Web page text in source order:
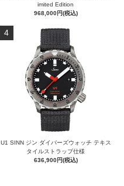
imited Edition
968,000円(税込)
4
U1 SINN ジン ダイバーズウォッチ テキス
タイルストラップ仕様
636,900円(税込)